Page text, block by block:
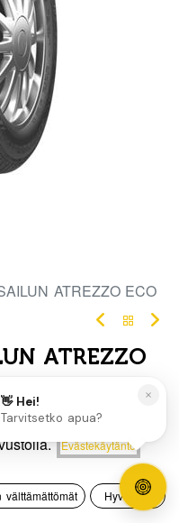
ostoskoriin
0
Toivelista Tili
ATREZZO ECO
ATREZZO
341566
sinulle paremman
Evästekäytäntö
välttämättömät Hyväksyn